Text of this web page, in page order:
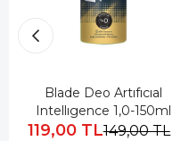
Blade Deo Artıfıcıal
Intellıgence 1,0-150ml
119,00 TL149,00 TL